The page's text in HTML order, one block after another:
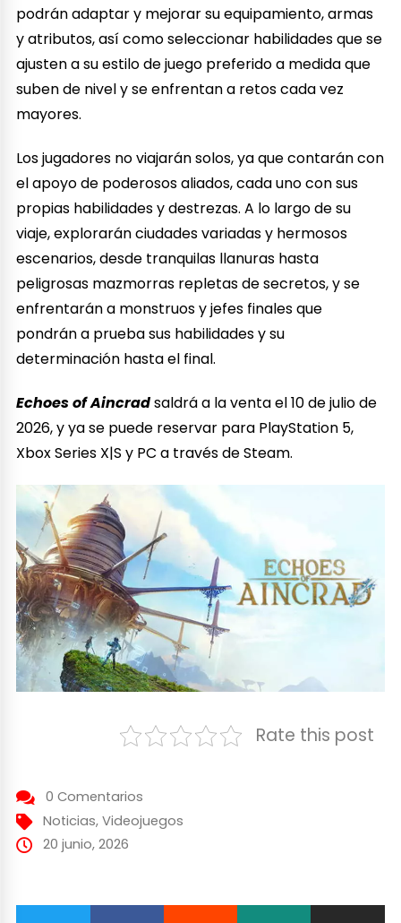
podrán adaptar y mejorar su equipamiento, armas
y atributos, así como seleccionar habilidades que se
ajusten a su estilo de juego preferido a medida que
suben de nivel y se enfrentan a retos cada vez
mayores.
Los jugadores no viajarán solos, ya que contarán con
el apoyo de poderosos aliados, cada uno con sus
propias habilidades y destrezas. A lo largo de su
viaje, explorarán ciudades variadas y hermosos
escenarios, desde tranquilas llanuras hasta
peligrosas mazmorras repletas de secretos, y se
enfrentarán a monstruos y jefes finales que
pondrán a prueba sus habilidades y su
determinación hasta el final.
Echoes of Aincradsaldrá a la venta el 10 de julio de
2026, y ya se puede reservar para PlayStation 5,
Xbox Series X|S y PC a través de Steam.
Rate this post
0 Comentarios
Noticias, Videojuegos
20 junio, 2026